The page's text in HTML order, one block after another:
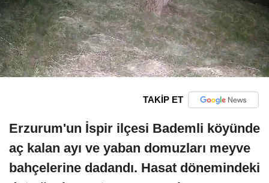
TAKİP ET
Erzurum'un İspir ilçesi Bademli köyünde
aç kalan ayı ve yaban domuzları meyve
bahçelerine dadandı. Hasat dönemindeki